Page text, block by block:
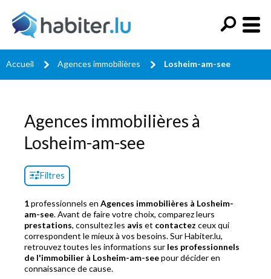
Accueil Agences immobilières Losheim-am-see
Agences immobilières à
Losheim-am-see
Filtres
1professionnels en Agences immobilières à Losheim-
am-see. Avant de faire votre choix, comparez leurs
prestations, consultez les avis et contactez ceux qui
correspondent le mieux à vos besoins. Sur Habiter.lu,
retrouvez toutes les informations sur les professionnels
de l'immobilier à Losheim-am-seepour décider en
connaissance de cause.